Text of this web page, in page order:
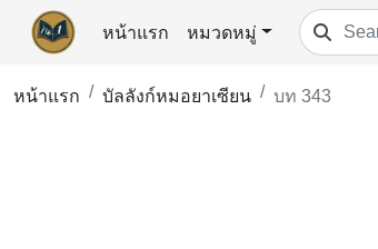
หน้าแรก หมวดหมู่
หน้าแรก บัลลังก์หมอยาเซียน บท 343